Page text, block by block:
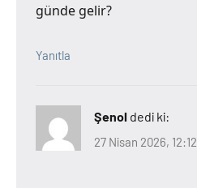
günde gelir?
Yanıtla
Şenol dedi ki:
27 Nisan 2026, 12:12